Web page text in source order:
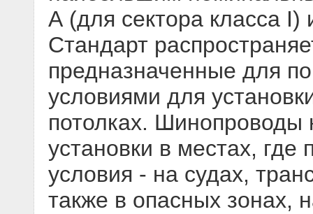
А (для сектора класса I)
Стандарт
предназначенные для
условиями для
потолках. Шинопроводы
установки в местах,
условия - на судах,
также в опасных зонах,